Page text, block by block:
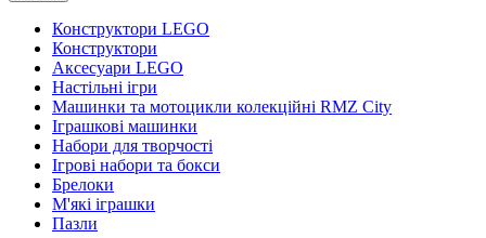
Конструктори LEGO
Конструктори
Аксесуари LEGO
Настільні ігри
Машинки та мотоцикли колекційні RMZ City
Іграшкові машинки
Набори для творчості
Ігрові набори та бокси
Брелоки
М'які іграшки
Пазли